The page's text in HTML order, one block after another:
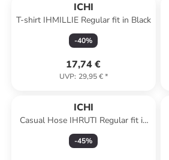
ICHI
T-shirt IHMILLIE Regular fit in Black
-40%
17,74 €
UVP: 29,95 €*
ICHI
Casual Hose IHRUTI Regular fit in
Doeskin
-45%